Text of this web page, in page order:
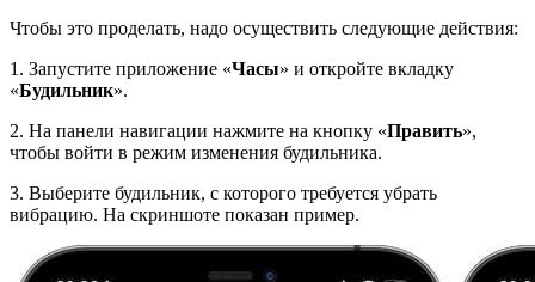
Чтобы это проделать, надо осуществить следующие действия:
1. Запустите приложение «Часы» и откройте вкладку
«Будильник».
2. На панели навигации нажмите на кнопку «Править»,
чтобы войти в режим изменения будильника.
3. Выберите будильник, с которого требуется убрать
вибрацию. На скриншоте показан пример.